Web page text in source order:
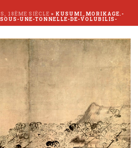
18ÈME SIÈCLE » KUSUMI_MORIKAGE.-
UNE-TONNELLE-DE-VOLUBILIS-